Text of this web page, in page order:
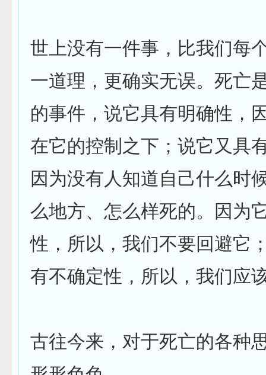
世上没有一件事，比我们每
一道理，更确实无误。死亡
的事件，说它具有明确性，
在它的控制之下；说它又具
因为没有人知道自己什么时
么地方、怎么样死的。因为
性，所以，我们不要回避它
有不确定性，所以，我们应
古往今来，对于死亡的各种